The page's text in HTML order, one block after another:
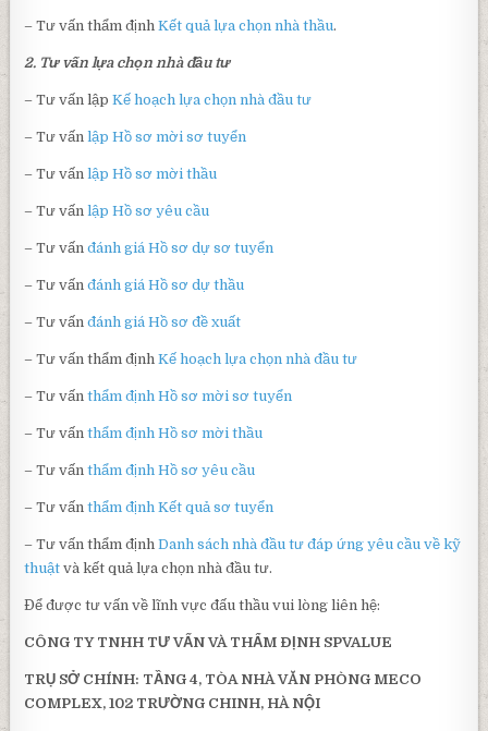
– Tư vấn thẩm địnhKết quả lựa chọn nhà thầu.
2. Tư vấn lựa chọn nhà đầu tư
– Tư vấn lậpKế hoạch lựa chọn nhà đầu tư
– Tư vấnlập Hồ sơ mời sơ tuyển
– Tư vấnlập Hồ sơ mời thầu
– Tư vấnlập Hồ sơ yêu cầu
– Tư vấnđánh giá Hồ sơ dự sơ tuyển
– Tư vấnđánh giá Hồ sơ dự thầu
– Tư vấnđánh giá Hồ sơ đề xuất
– Tư vấn thẩm địnhKế hoạch lựa chọn nhà đầu tư
– Tư vấnthẩm định Hồ sơ mời sơ tuyển
– Tư vấnthẩm định Hồ sơ mời thầu
– Tư vấnthẩm định Hồ sơ yêu cầu
– Tư vấnthẩm định Kết quả sơ tuyển
– Tư vấn thẩm địnhDanh sách nhà đầu tư đáp ứng yêu cầu về kỹ
thuật và kết quả lựa chọn nhà đầu tư.
Để được tư vấn về lĩnh vực đấu thầu vui lòng liên hệ:
CÔNG TY TNHH TƯ VẤN VÀ THẨM ĐỊNH SPVALUE
TRỤ SỞ CHÍNH: TẦNG 4, TÒA NHÀ VĂN PHÒNG MECO
COMPLEX, 102 TRƯỜNG CHINH, HÀ NỘI